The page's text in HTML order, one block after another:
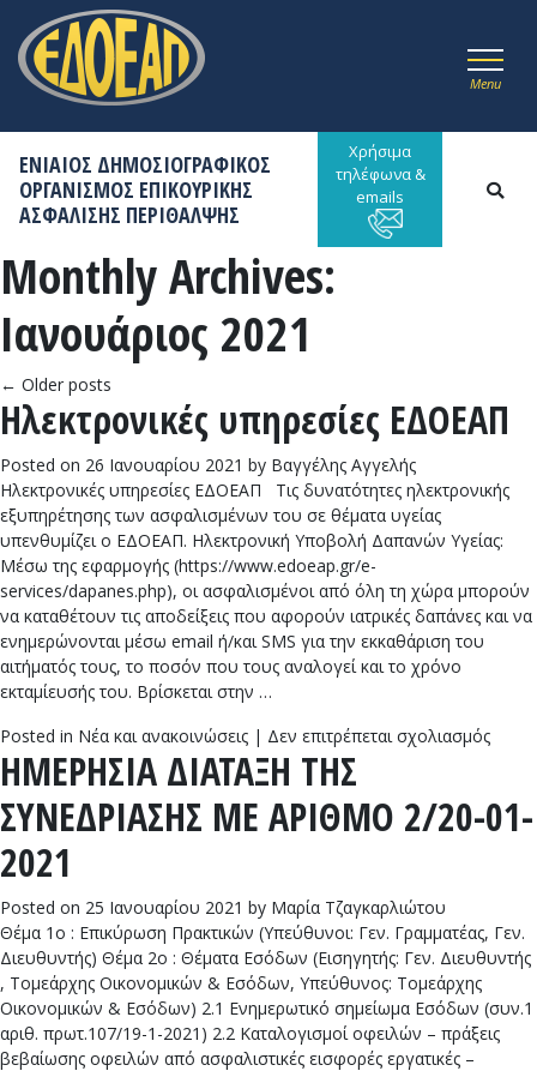
Menu
ΕΝΙΑΙΟΣ ΔΗΜΟΣΙΟΓΡΑΦΙΚΟΣ
ΟΡΓΑΝΙΣΜΟΣ ΕΠΙΚΟΥΡΙΚΗΣ
ΑΣΦΑΛΙΣΗΣ ΠΕΡΙΘΑΛΨΗΣ
Χρήσιμα
τηλέφωνα &
emails
Monthly Archives:
Ιανουάριος 2021
← Older posts
Ηλεκτρονικές υπηρεσίες ΕΔΟΕΑΠ
Posted on 26 Ιανουαρίου 2021 by Βαγγέλης Αγγελής
Ηλεκτρονικές υπηρεσίες ΕΔΟΕΑΠ Τις δυνατότητες ηλεκτρονικής
εξυπηρέτησης των ασφαλισμένων του σε θέματα υγείας
υπενθυμίζει ο ΕΔΟΕΑΠ. Ηλεκτρονική Υποβολή Δαπανών Υγείας:
Μέσω της εφαρμογής (https://www.edoeap.gr/e-
services/dapanes.php), οι ασφαλισμένοι από όλη τη χώρα μπορούν
να καταθέτουν τις αποδείξεις που αφορούν ιατρικές δαπάνες και να
ενημερώνονται μέσω email ή/και SMS για την εκκαθάριση του
αιτήματός τους, το ποσόν που τους αναλογεί και το χρόνο
εκταμίευσής του. Βρίσκεται στην …
Posted in Νέα και ανακοινώσεις | Δεν επιτρέπεται σχολιασμόςστο
ΗΜΕΡΗΣΙΑ ΔΙΑΤΑΞΗ ΤΗΣ
ΣΥΝΕΔΡΙΑΣΗΣ ΜΕ ΑΡΙΘΜΟ 2/20-01-
2021
Posted on 25 Ιανουαρίου 2021 by Μαρία Τζαγκαρλιώτου
Θέμα 1ο : Επικύρωση Πρακτικών (Υπεύθυνοι: Γεν. Γραμματέας, Γεν.
Διευθυντής) Θέμα 2ο : Θέματα Εσόδων (Εισηγητής: Γεν. Διευθυντής
, Τομεάρχης Οικονομικών & Εσόδων, Υπεύθυνος: Τομεάρχης
Οικονομικών & Εσόδων) 2.1 Ενημερωτικό σημείωμα Εσόδων (συν.1
αριθ. πρωτ.107/19-1-2021) 2.2 Καταλογισμοί οφειλών – πράξεις
βεβαίωσης οφειλών από ασφαλιστικές εισφορές εργατικές –